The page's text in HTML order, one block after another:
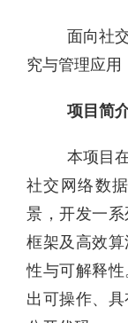
面向社
究与管理应用
项目简
本项目
社交网络数
景，开发一
框架及高效
性与可解释
出可操作、